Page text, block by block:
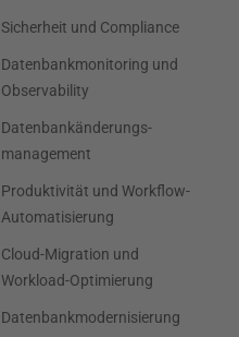
Sicherheit und Compliance
Datenbankmonitoring und
Observability
Datenbankänderungs-
management
Produktivität und Workflow-
Automatisierung
Cloud-Migration und
Workload-Optimierung
Datenbankmodernisierung